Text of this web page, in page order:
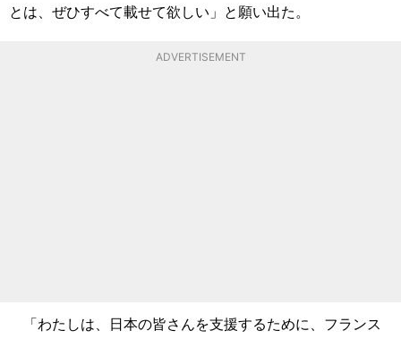
とは、ぜひすべて載せて欲しい」と願い出た。
ADVERTISEMENT
「わたしは、日本の皆さんを支援するために、フランス